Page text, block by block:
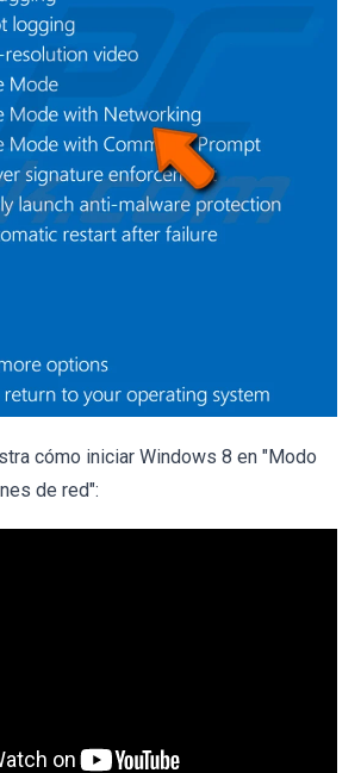
cómo iniciar Windows 8 en "Modo
de red":